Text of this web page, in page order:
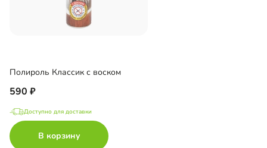
Полироль Классик с воском
590
Доступно для доставки
В корзину